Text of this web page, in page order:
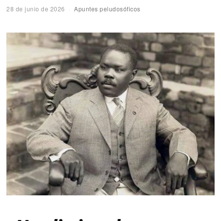
28 de junio de 2026 Apuntes peludosóficos